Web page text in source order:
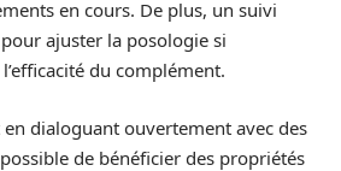
en cours. De plus, un suivi
ajuster la posologie si
du complément.
dialoguant ouvertement avec des
de bénéficier des propriétés